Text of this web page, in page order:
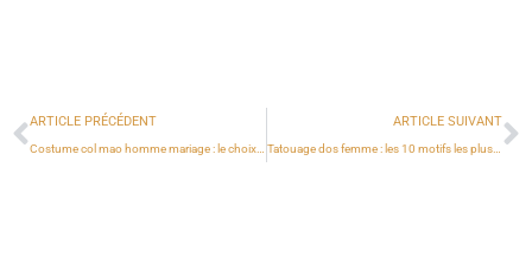
ARTICLE PRÉCÉDENT ARTICLE SUIVANT
Tatouage dos femme : les 10 motifs les plus élégants en 2025